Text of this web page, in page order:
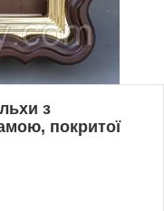
з
покритої